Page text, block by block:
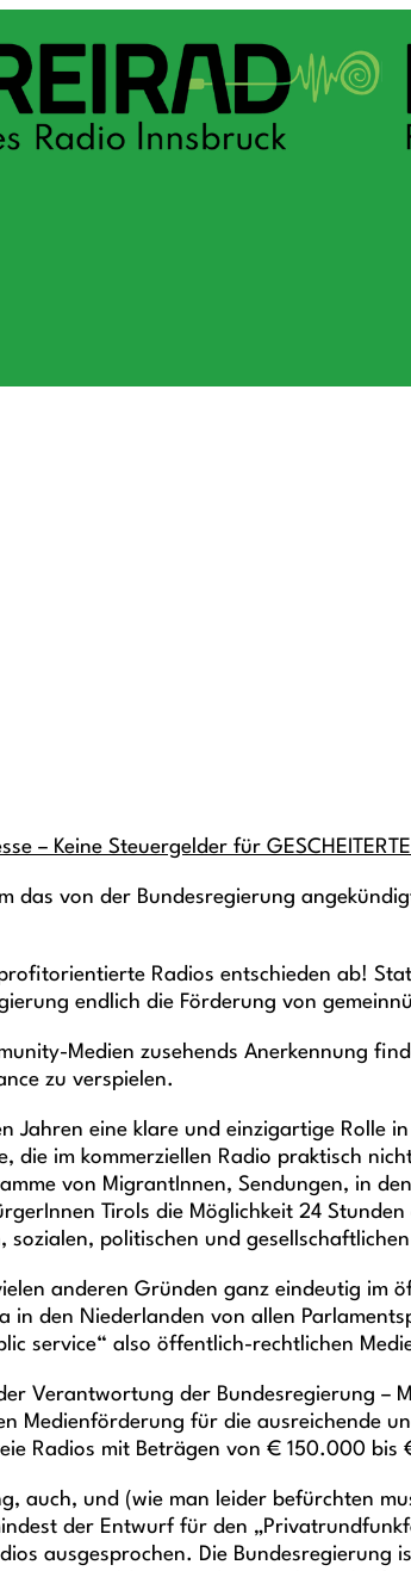
Keine Steuergelder für GESCHEITERTE
das von der Bundesregierung
Radios entschieden ab!
endlich die Förderung von
Medien zusehends Anerkennung
zu verspielen.
Jahren eine klare und einzigartige
die im kommerziellen Radio praktisch
von MigrantInnen, Sendungen, in
Tirols die Möglichkeit 24
politischen und
anderen Gründen ganz eindeutig im
in den Niederlanden von allen
service“ also öffentlich-rechtlichen
Verantwortung der Bundesregierung –
Medienförderung für die ausreichende
Radios mit Beträgen von € 150.000
auch, und (wie man leider befürchten
der Entwurf für den
ausgesprochen. Die